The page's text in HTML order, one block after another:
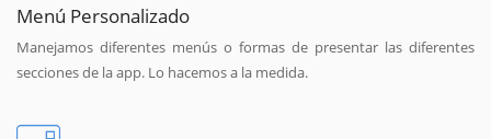
Menú Personalizado
Manejamos diferentes menús o formas de presentar las diferentes
secciones de la app. Lo hacemos a la medida.